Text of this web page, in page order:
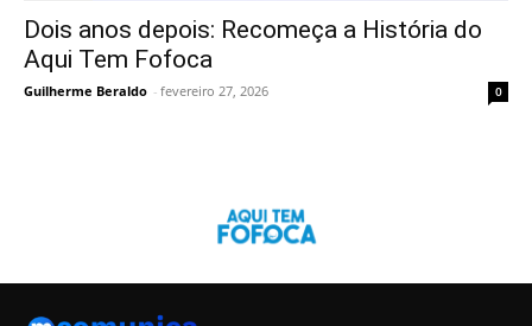
Dois anos depois: Recomeça a História do
Aqui Tem Fofoca
Guilherme Beraldo - fevereiro 27, 2026 0